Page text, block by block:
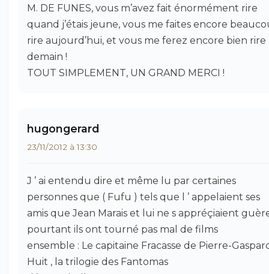
M. DE FUNES, vous m’avez fait énormément rire
quand j’étais jeune, vous me faites encore
rire aujourd’hui, et vous me ferez encore bien rire
demain !
TOUT SIMPLEMENT, UN GRAND MERCI !
hugongerard
23/11/2012 à 13:30
J ’ ai entendu dire et même lu par certaines
personnes que ( Fufu ) tels que l ’ appelaient ses
amis que Jean Marais et lui ne s appréçiaient
pourtant ils ont tourné pas mal de films
ensemble : Le capitaine Fracasse de Pierre-
Huit , la trilogie des Fantomas